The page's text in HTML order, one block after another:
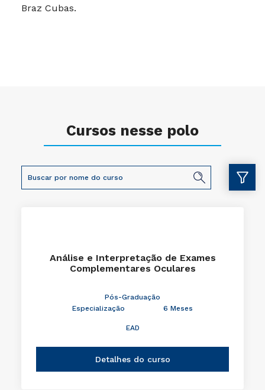
Braz Cubas.
Cursos nesse polo
Análise e Interpretação de Exames
Complementares Oculares
Pós-Graduação
Especialização
6 Meses
EAD
Detalhes do curso